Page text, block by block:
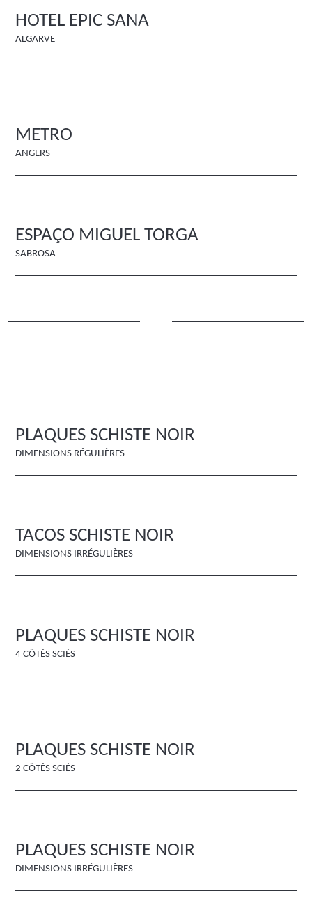
HOTEL EPIC SANA
ALGARVE
METRO
ANGERS
ESPAÇO MIGUEL TORGA
SABROSA
PLAQUES SCHISTE NOIR
DIMENSIONS RÉGULIÈRES
TACOS SCHISTE NOIR
DIMENSIONS IRRÉGULIÈRES
PLAQUES SCHISTE NOIR
4 CÔTÉS SCIÉS
PLAQUES SCHISTE NOIR
2 CÔTÉS SCIÉS
PLAQUES SCHISTE NOIR
DIMENSIONS IRRÉGULIÈRES